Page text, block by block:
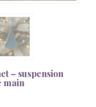
– suspension
main